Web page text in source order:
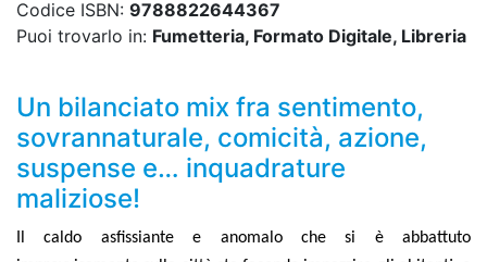
Codice ISBN: 9788822644367
Puoi trovarlo in: Fumetteria, Formato Digitale, Libreria
Un bilanciato mix fra sentimento,
sovrannaturale, comicità, azione,
suspense e… inquadrature
maliziose!
Il caldo asfissiante e anomalo che si è abbattuto